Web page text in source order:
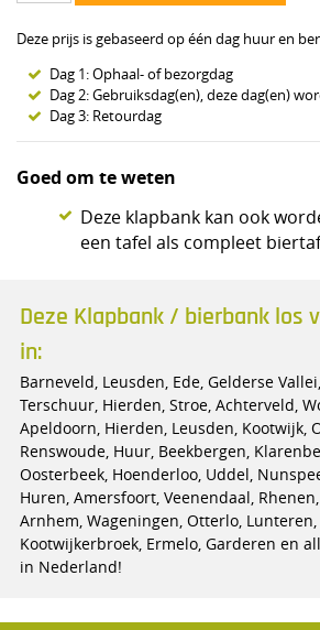
Deze prijs is gebaseerd op één dag huur en
Dag 1: Ophaal- of bezorgdag
Dag 2: Gebruiksdag(en), deze dag(en)
Dag 3: Retourdag
Goed om te weten
Deze klapbank kan ook
een tafel als compleet
Deze Klapbank / bierbank los
in:
Barneveld, Leusden, Ede, Gelderse
Terschuur, Hierden, Stroe, Achterveld,
Apeldoorn, Hierden, Leusden, Kootwijk,
Renswoude, Huur, Beekbergen,
Oosterbeek, Hoenderloo, Uddel,
Huren, Amersfoort, Veenendaal,
Arnhem, Wageningen, Otterlo,
Kootwijkerbroek, Ermelo, Garderen en
in Nederland!